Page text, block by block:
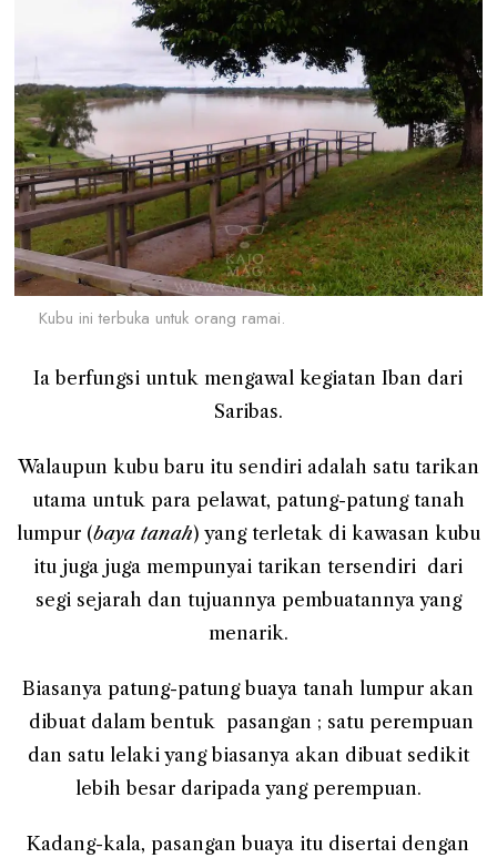
Kubu ini terbuka untuk orang ramai.
Ia berfungsi untuk mengawal kegiatan Iban dari
Saribas.
Walaupun kubu baru itu sendiri adalah satu tarikan
utama untuk para pelawat, patung-patung tanah
lumpur (baya tanah) yang terletak di kawasan kubu
itu juga juga mempunyai tarikan tersendiri dari
segi sejarah dan tujuannya pembuatannya yang
menarik.
Biasanya patung-patung buaya tanah lumpur akan
dibuat dalam bentuk pasangan ; satu perempuan
dan satu lelaki yang biasanya akan dibuat sedikit
lebih besar daripada yang perempuan.
Kadang-kala, pasangan buaya itu disertai dengan